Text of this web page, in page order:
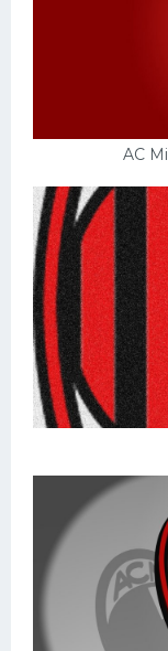
AC